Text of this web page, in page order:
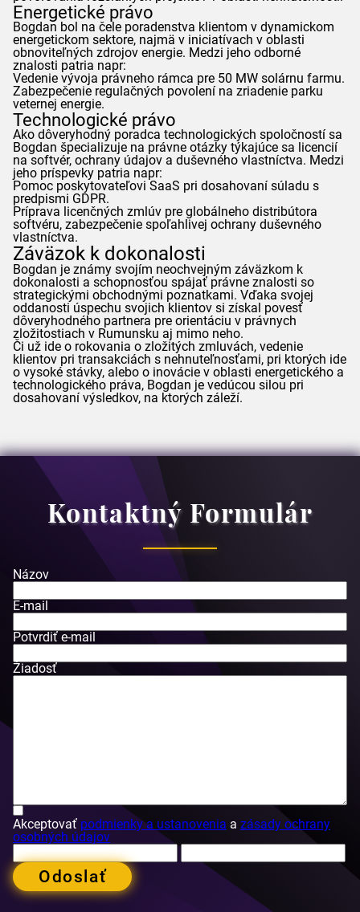
Energetické právo
Bogdan bol na čele poradenstva klientom v dynamickom
energetickom sektore, najmä v iniciatívach v oblasti
obnoviteľných zdrojov energie. Medzi jeho odborné
znalosti patria napr:
Vedenie vývoja právneho rámca pre 50 MW solárnu farmu.
Zabezpečenie regulačných povolení na zriadenie parku
veternej energie.
Technologické právo
Ako dôveryhodný poradca technologických spoločností sa
Bogdan špecializuje na právne otázky týkajúce sa licencií
na softvér, ochrany údajov a duševného vlastníctva. Medzi
jeho príspevky patria napr:
Pomoc poskytovateľovi SaaS pri dosahovaní súladu s
predpismi GDPR.
Príprava licenčných zmlúv pre globálneho distribútora
softvéru, zabezpečenie spoľahlivej ochrany duševného
vlastníctva.
Záväzok k dokonalosti
Bogdan je známy svojím neochvejným záväzkom k
dokonalosti a schopnosťou spájať právne znalosti so
strategickými obchodnými poznatkami. Vďaka svojej
oddanosti úspechu svojich klientov si získal povesť
dôveryhodného partnera pre orientáciu v právnych
zložitostiach v Rumunsku aj mimo neho.
Či už ide o rokovania o zložitých zmluvách, vedenie
klientov pri transakciách s nehnuteľnosťami, pri ktorých ide
o vysoké stávky, alebo o inovácie v oblasti energetického a
technologického práva, Bogdan je vedúcou silou pri
dosahovaní výsledkov, na ktorých záleží.
Kontaktný Formulár
Názov
E-mail
Potvrdiť e-mail
Žiadosť
Akceptovať podmienky a ustanovenia a zásady ochrany
osobných údajov
Odoslať